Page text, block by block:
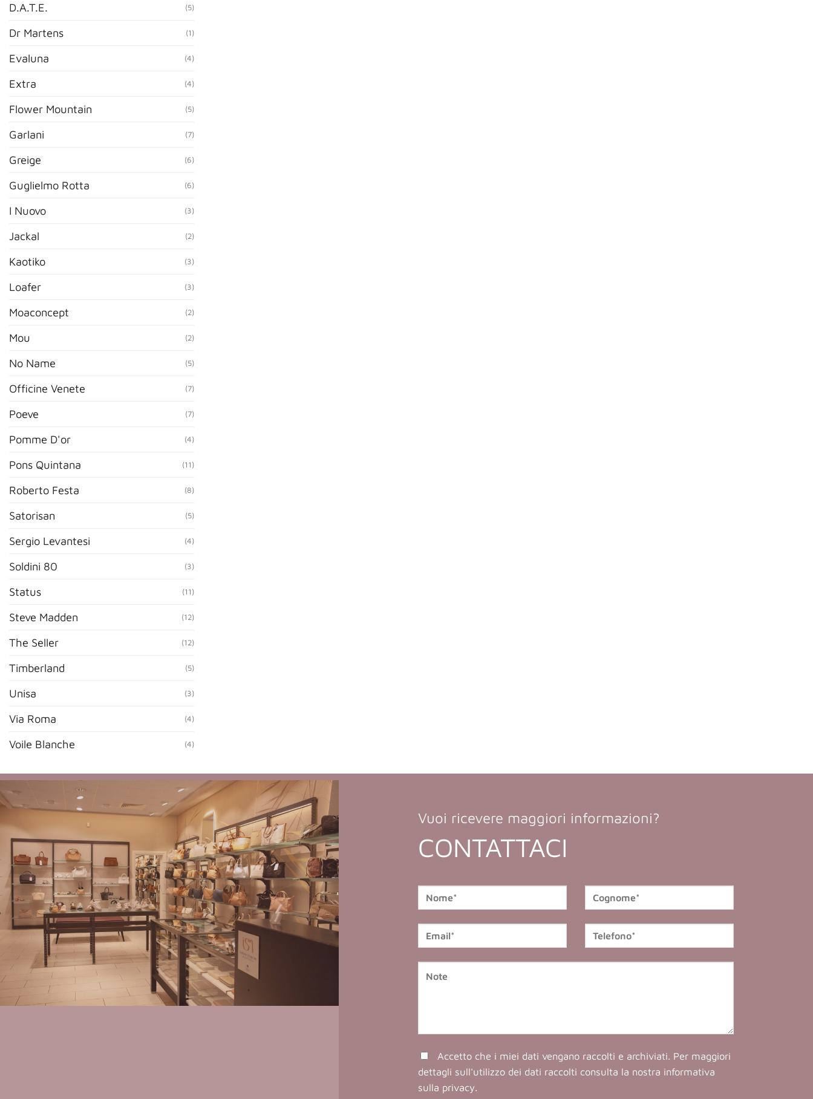
D.A.T.E. (5)
Dr Martens (1)
Evaluna (4)
Extra (4)
Flower Mountain (5)
Garlani (7)
Greige (6)
Guglielmo Rotta (6)
I Nuovo (3)
Jackal (2)
Kaotiko (3)
Loafer (3)
Moaconcept (2)
Mou (2)
No Name (5)
Officine Venete (7)
Poeve (7)
Pomme D'or (4)
Pons Quintana (11)
Roberto Festa (8)
Satorisan (5)
Sergio Levantesi (4)
Soldini 80 (3)
Status (11)
Steve Madden (12)
The Seller (12)
Timberland (5)
Unisa (3)
Via Roma (4)
Voile Blanche (4)
Vuoi ricevere maggiori informazioni?
CONTATTACI
Accetto che i miei dati vengano raccolti e archiviati. Per maggiori
dettagli sull'utilizzo dei dati raccolti consulta la nostra informativa
sulla privacy